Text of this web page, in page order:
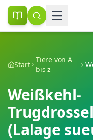
Start
Tiere von A
bis z
Weißkehl-
(Lalage